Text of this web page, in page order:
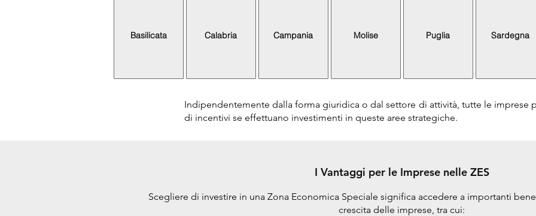
Basilicata Calabria Campania Molise Puglia Sardegna
Indipendentemente dalla forma giuridica o dal settore di attività, tutte le imprese
di incentivi se effettuano investimenti in queste aree strategiche.
I Vantaggi per le Imprese nelle ZES
Scegliere di investire in una Zona Economica Speciale significa accedere a importanti
crescita delle imprese, tra cui: